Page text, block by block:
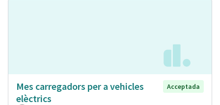
Mes carregadors per a vehicles
elèctrics
Acceptada